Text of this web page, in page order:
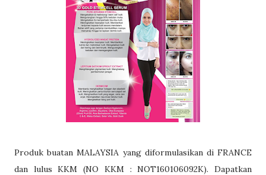
Produk buatan MALAYSIA yang diformulasikan di FRANCE
dan lulus KKM (NO KKM : NOT160106092K). Dapatkan